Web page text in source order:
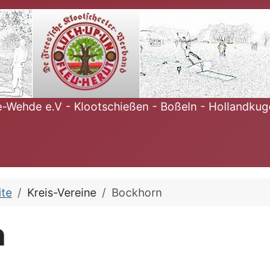
Wehde e.V - Klootschießen - Boßeln -
Kreis-Vereine Bockhorn